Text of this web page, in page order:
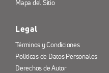
Mapa del Sitio
Legal
Términos y Condiciones
Políticas de Datos Personales
Derechos de Autor